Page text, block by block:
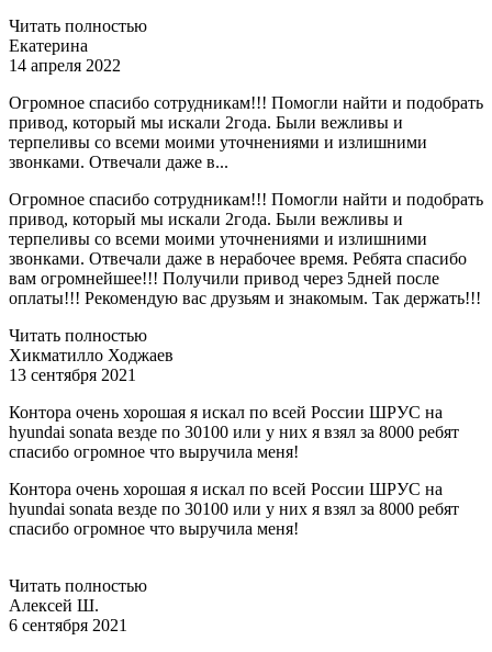
Читать полностью
Екатерина
14 апреля 2022
Огромное спасибо сотрудникам!!! Помогли найти и подобрать
привод, который мы искали 2года. Были вежливы и
терпеливы со всеми моими уточнениями и излишними
звонками. Отвечали даже в...
Огромное спасибо сотрудникам!!! Помогли найти и подобрать
привод, который мы искали 2года. Были вежливы и
терпеливы со всеми моими уточнениями и излишними
звонками. Отвечали даже в нерабочее время. Ребята спасибо
вам огромнейшее!!! Получили привод через 5дней после
оплаты!!! Рекомендую вас друзьям и знакомым. Так держать!!!
Читать полностью
Хикматилло Ходжаев
13 сентября 2021
Контора очень хорошая я искал по всей России ШРУС на
hyundai sonata везде по 30100 или у них я взял за 8000 ребят
спасибо огромное что выручила меня!
Контора очень хорошая я искал по всей России ШРУС на
hyundai sonata везде по 30100 или у них я взял за 8000 ребят
спасибо огромное что выручила меня!
Читать полностью
Алексей Ш.
6 сентября 2021